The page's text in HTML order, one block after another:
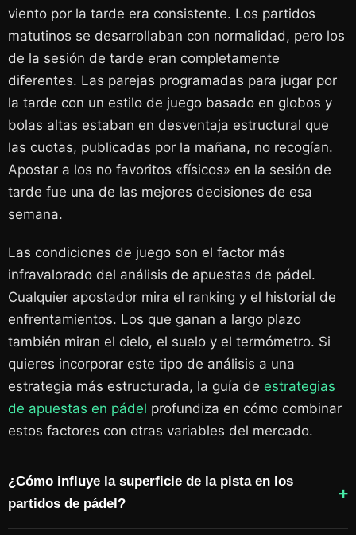
viento por la tarde era consistente. Los partidos
matutinos se desarrollaban con normalidad, pero los
de la sesión de tarde eran completamente
diferentes. Las parejas programadas para jugar por
la tarde con un estilo de juego basado en globos y
bolas altas estaban en desventaja estructural que
las cuotas, publicadas por la mañana, no recogían.
Apostar a los no favoritos «físicos» en la sesión de
tarde fue una de las mejores decisiones de esa
semana.
Las condiciones de juego son el factor más
infravalorado del análisis de apuestas de pádel.
Cualquier apostador mira el ranking y el historial de
enfrentamientos. Los que ganan a largo plazo
también miran el cielo, el suelo y el termómetro. Si
quieres incorporar este tipo de análisis a una
estrategia más estructurada, la guía de estrategias
de apuestas en pádel profundiza en cómo combinar
estos factores con otras variables del mercado.
¿Cómo influye la superficie de la pista en los
partidos de pádel?